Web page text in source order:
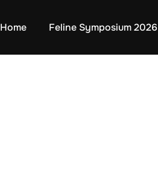
Home Feline Symposium 2026